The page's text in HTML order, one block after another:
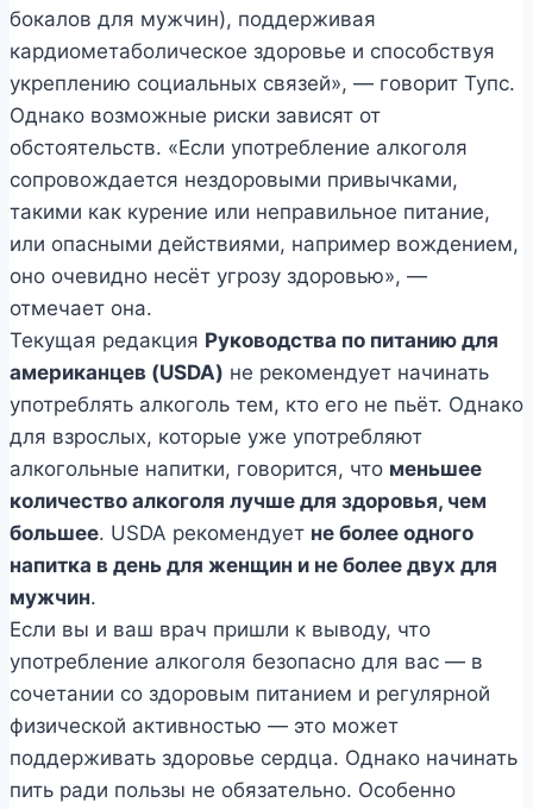
бокалов для мужчин), поддерживая
кардиометаболическое здоровье и способствуя
укреплению социальных связей», — говорит Тупс.
Однако возможные риски зависят от
обстоятельств. «Если употребление алкоголя
сопровождается нездоровыми привычками,
такими как курение или неправильное питание,
или опасными действиями, например вождением,
оно очевидно несёт угрозу здоровью», —
отмечает она.
Текущая редакция Руководства по питанию для
американцев (USDA) не рекомендует начинать
употреблять алкоголь тем, кто его не пьёт. Однако
для взрослых, которые уже употребляют
алкогольные напитки, говорится, что меньшее
количество алкоголя лучше для здоровья, чем
большее. USDA рекомендует не более одного
напитка в день для женщин и не более двух для
мужчин.
Если вы и ваш врач пришли к выводу, что
употребление алкоголя безопасно для вас — в
сочетании со здоровым питанием и регулярной
физической активностью — это может
поддерживать здоровье сердца. Однако начинать
пить ради пользы не обязательно. Особенно